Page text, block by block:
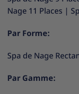
Nage 11 Places |
Par Forme:
Spa de Nage
Par Gamme: